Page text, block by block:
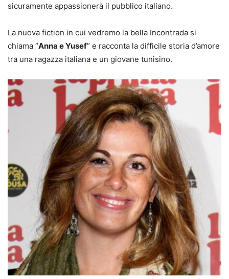
sicuramente appassionerà il pubblico italiano.
La nuova fiction in cui vedremo la bella Incontrada si
chiama “Anna e Yusef” e racconta la difficile storia d’amore
tra una ragazza italiana e un giovane tunisino.